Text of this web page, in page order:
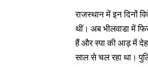
राजस्थान में इन दिनों
थीं। अब भीलवाडा में
हैं और स्पा की आड़ में देह
साल से चल रहा था।